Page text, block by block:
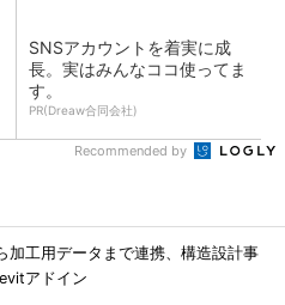
SNSアカウントを着実に成
長。実はみんなココ使ってま
す。
PR(Dreaw合同会社)
Recommended by
加工用データまで連携、構造設計事
アドイン